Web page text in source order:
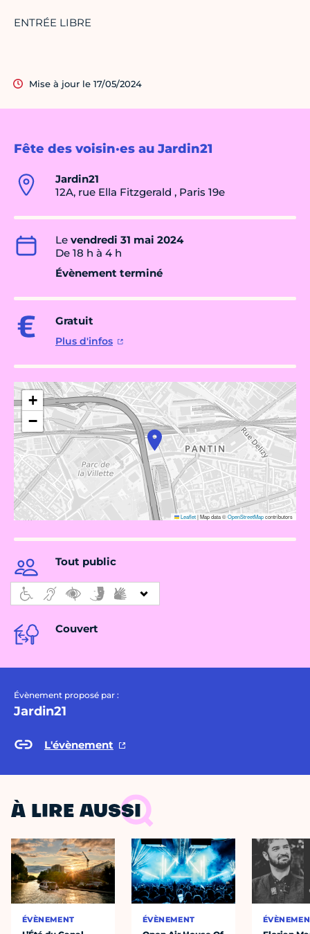
Fête des voisin·es au Jardin21
Jardin21
12A, rue Ella Fitzgerald , Paris 19e
Le vendredi 31 mai 2024
De 18 h à 4 h
Évènement terminé
Gratuit
Plus d'infos
+
−
Leaflet|Map data ©OpenStreetMapcontributors
Tout public
Couvert
Évènement proposé par :
Jardin21
L'évènement
ENTRÉE LIBRE
Mise à jour le 17/05/2024
À LIRE AUSSI
ÉVÈNEMENT ÉVÈNEMENT